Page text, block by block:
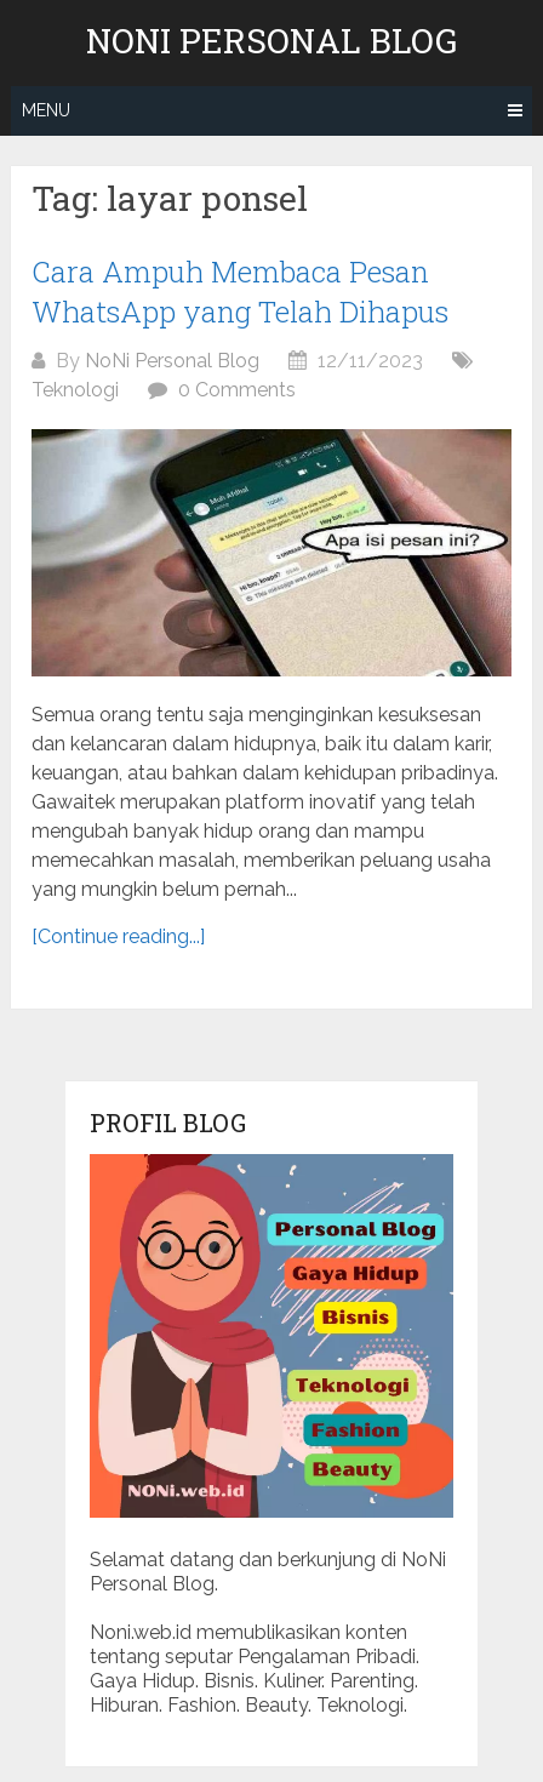
NONI PERSONAL BLOG
MENU
Tag: layar ponsel
Cara Ampuh Membaca Pesan
WhatsApp yang Telah Dihapus
By NoNi Personal Blog
12/11/2023
Teknologi
0 Comments
Semua orang tentu saja menginginkan kesuksesan
dan kelancaran dalam hidupnya, baik itu dalam karir,
keuangan, atau bahkan dalam kehidupan pribadinya.
Gawaitek merupakan platform inovatif yang telah
mengubah banyak hidup orang dan mampu
memecahkan masalah, memberikan peluang usaha
yang mungkin belum pernah...
[Continue reading...]
PROFIL BLOG
Selamat datang dan berkunjung di NoNi
Personal Blog.
Noni.web.id memublikasikan konten
tentang seputar Pengalaman Pribadi.
Gaya Hidup. Bisnis. Kuliner. Parenting.
Hiburan. Fashion. Beauty. Teknologi.